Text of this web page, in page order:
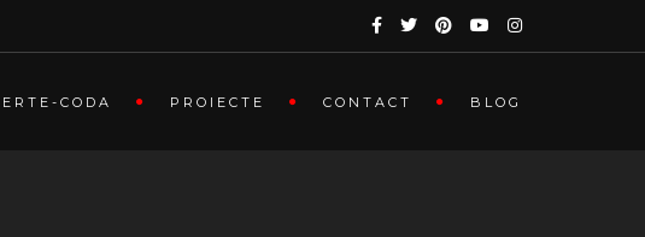
CODA PROIECTE CONTACT BLOG